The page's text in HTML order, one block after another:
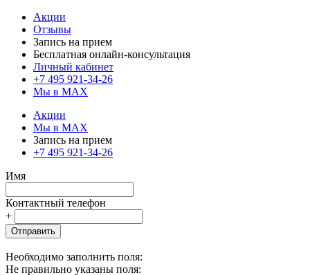
Акции
Отзывы
Запись на прием
Бесплатная онлайн-консультация
Личный кабинет
+7 495 921-34-26
Мы в MAX
Акции
Мы в MAX
Запись на прием
+7 495 921-34-26
Имя
Контактный телефон
+
Отправить
Необходимо заполнить поля:
Не правильно указаны поля: